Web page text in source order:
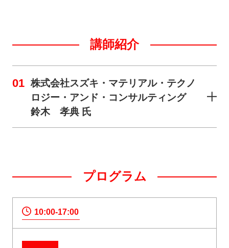
講師紹介
01 株式会社スズキ・マテリアル・テクノ
ロジー・アンド・コンサルティング
鈴木 孝典 氏
プログラム
10:00-17:00